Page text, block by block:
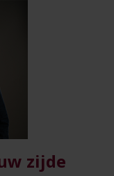
zijde